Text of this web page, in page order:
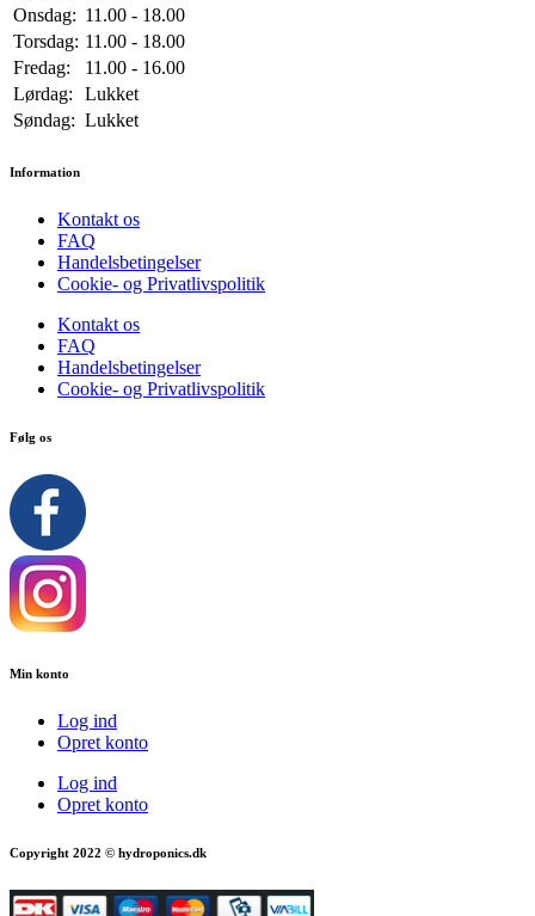
Onsdag: 11.00 - 18.00
Torsdag: 11.00 - 18.00
Fredag:
11.00 - 16.00
Lørdag:
Lukket
Søndag: Lukket
Information
Kontakt os
FAQ
Handelsbetingelser
Cookie- og Privatlivspolitik
Kontakt os
FAQ
Handelsbetingelser
Cookie- og Privatlivspolitik
Følg os
Min konto
Log ind
Opret konto
Log ind
Opret konto
Copyright 2022 © hydroponics.dk